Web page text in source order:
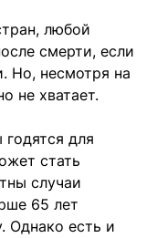
любой
смерти, если
Но, несмотря на
не хватает.
для
стать
случаи
65 лет
Однако есть и